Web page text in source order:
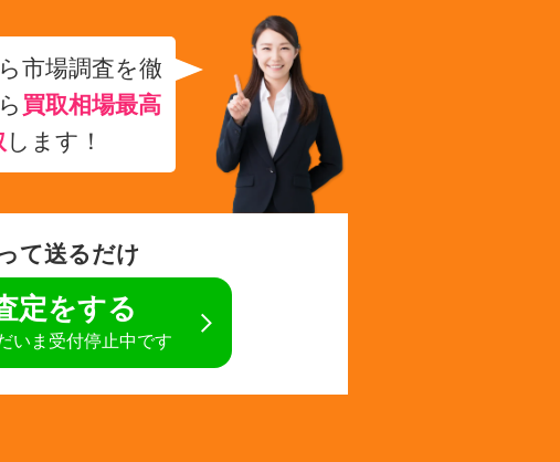
市場調査を徹
買取相場最高
します！
て送るだけ
定をする
いま受付停止中です